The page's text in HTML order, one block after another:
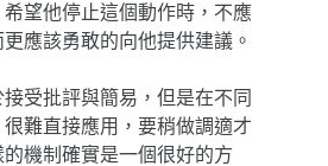
望他停止這個動作時，不應
應該勇敢的向他提供建議。
受批評與簡易，但是在不同
難直接應用，要稍做調適才
機制確實是一個很好的方